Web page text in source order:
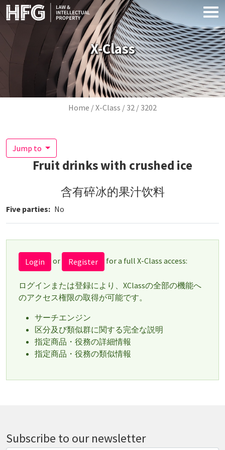
Skip to main content
X-Class
Breadcrumb
Home X-Class 32 3202
Jump to
Fruit drinks with crushed ice
含有碎冰的果汁饮料
Five parties No
Login or Register for a full X-Class access:
ログインまたは登録により、XClassの全部の機能へ
のアクセス権限の取得が可能です。
サーチエンジン
区分及び類似群に関する完全な説明
指定商品・役務の詳細情報
指定商品・役務の類似情報
Subscribe to our newsletter